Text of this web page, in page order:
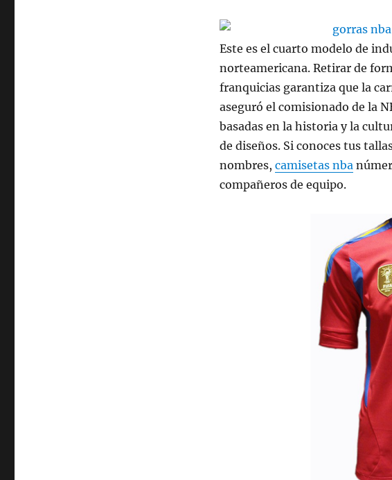
Este es el cuarto modelo de
norteamericana. Retirar de
franquicias garantiza que la
aseguró el comisionado de la
basadas en la historia y la
de diseños. Si conoces tus
nombres, camisetas nba
compañeros de equipo.